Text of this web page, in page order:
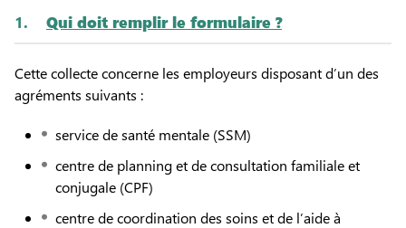
1. Qui doit remplir le formulaire ?
Cette collecte concerne les employeurs disposant d’un des
agréments suivants :
service de santé mentale (SSM)
centre de planning et de consultation familiale et
conjugale (CPF)
centre de coordination des soins et de l’aide à